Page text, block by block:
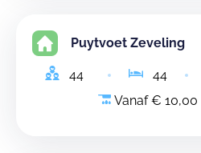
Puytvoet Zeveling
44 44
Vanaf € 10,00